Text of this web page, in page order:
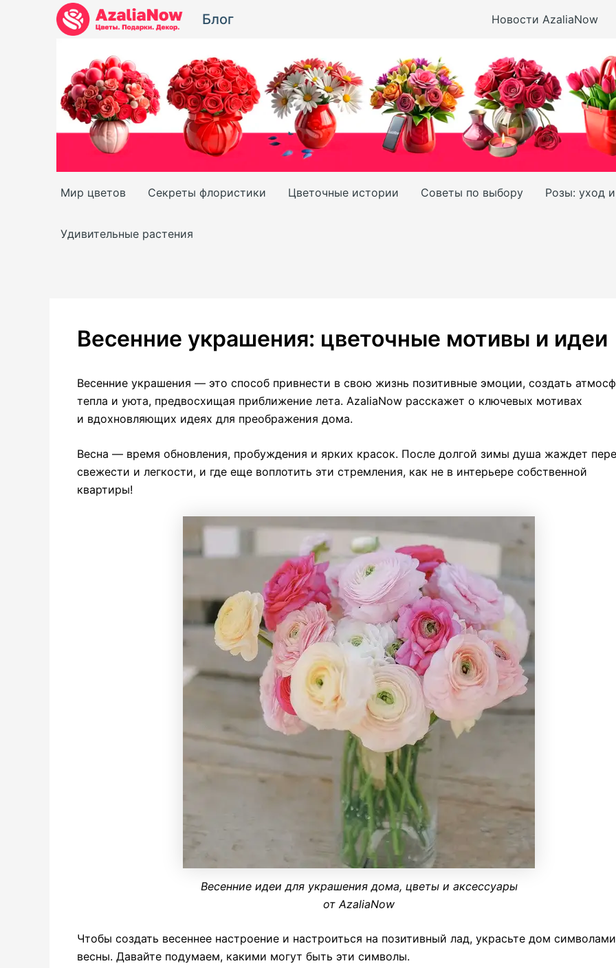
Блог Новости AzaliaNow
Мир цветов Секреты флористики Цветочные истории Советы по выбору Розы: уход
Удивительные растения
Весенние украшения: цветочные мотивы и идеи
Весенние украшения — это способ привнести в свою жизнь позитивные эмоции, создать
тепла и уюта, предвосхищая приближение лета. AzaliaNow расскажет о ключевых мотивах
и вдохновляющих идеях для преображения дома.
Весна — время обновления, пробуждения и ярких красок. После долгой зимы душа жаждет
свежести и легкости, и где еще воплотить эти стремления, как не в интерьере собственной
квартиры!
Весенние идеи для украшения дома, цветы и аксессуары
от AzaliaNow
Чтобы создать весеннее настроение и настроиться на позитивный лад, украсьте дом символами
весны. Давайте подумаем, какими могут быть эти символы.